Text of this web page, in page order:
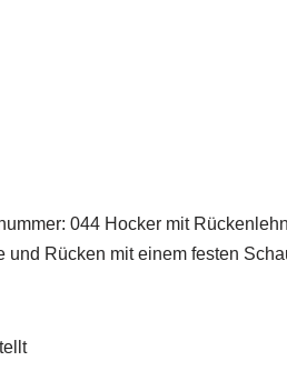
044 Hocker mit
Rücken mit einem festen